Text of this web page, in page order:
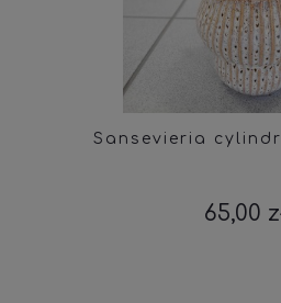
Sansevieria
65,00